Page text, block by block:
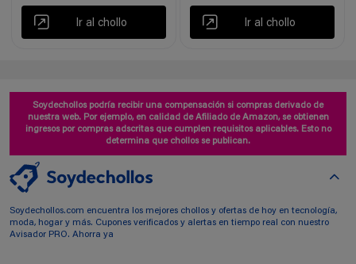
Ir al chollo Ir al chollo
Soydechollos podría recibir una compensación si compras derivado de
nuestra web. Por ejemplo, en calidad de Afiliado de Amazon, se obtienen
ingresos por compras adscritas que cumplen requisitos aplicables. Esto no
determina que chollos se publican.
Soydechollos.com encuentra los mejores chollos y ofertas de hoy en tecnología,
moda, hogar y más. Cupones verificados y alertas en tiempo real con nuestro
Avisador PRO. Ahorra ya